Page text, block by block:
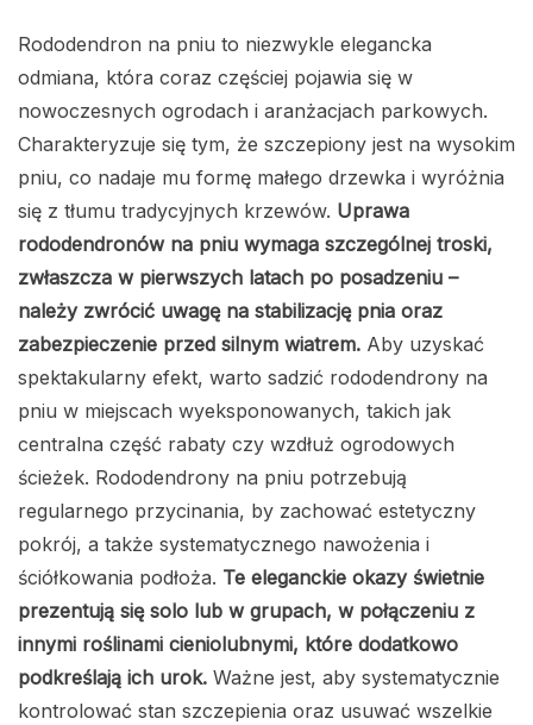
Rododendron na pniu to niezwykle elegancka
odmiana, która coraz częściej pojawia się w
nowoczesnych ogrodach i aranżacjach parkowych.
Charakteryzuje się tym, że szczepiony jest na wysokim
pniu, co nadaje mu formę małego drzewka i wyróżnia
się z tłumu tradycyjnych krzewów. Uprawa
rododendronów na pniu wymaga szczególnej troski,
zwłaszcza w pierwszych latach po posadzeniu –
należy zwrócić uwagę na stabilizację pnia oraz
zabezpieczenie przed silnym wiatrem. Aby uzyskać
spektakularny efekt, warto sadzić rododendrony na
pniu w miejscach wyeksponowanych, takich jak
centralna część rabaty czy wzdłuż ogrodowych
ścieżek. Rododendrony na pniu potrzebują
regularnego przycinania, by zachować estetyczny
pokrój, a także systematycznego nawożenia i
ściółkowania podłoża. Te eleganckie okazy świetnie
prezentują się solo lub w grupach, w połączeniu z
innymi roślinami cieniolubnymi, które dodatkowo
podkreślają ich urok. Ważne jest, aby systematycznie
kontrolować stan szczepienia oraz usuwać wszelkie